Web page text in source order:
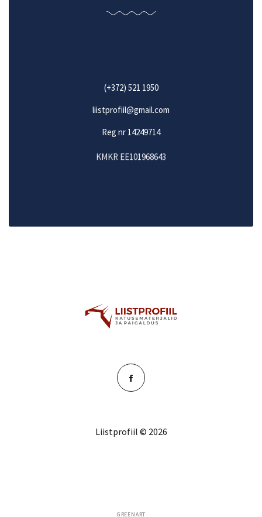
(+372) 521 1950
liistprofiil@gmail.com
Reg nr 14249714
KMKR EE101968643
Liistprofiil © 2026
GREENART